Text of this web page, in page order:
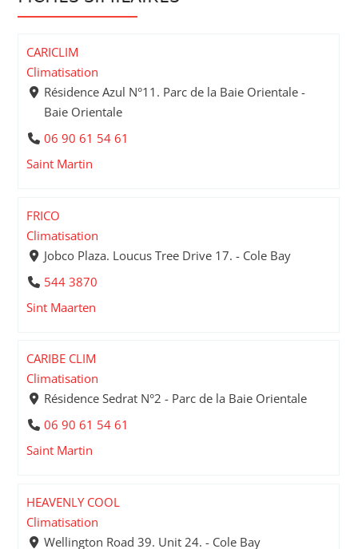
CARICLIM
Climatisation
Résidence Azul N°11. Parc de la Baie Orientale -
Baie Orientale
06 90 61 54 61
Saint Martin
FRICO
Climatisation
Jobco Plaza. Loucus Tree Drive 17. - Cole Bay
544 3870
Sint Maarten
CARIBE CLIM
Climatisation
Résidence Sedrat N°2 - Parc de la Baie Orientale
06 90 61 54 61
Saint Martin
HEAVENLY COOL
Climatisation
Wellington Road 39. Unit 24. - Cole Bay